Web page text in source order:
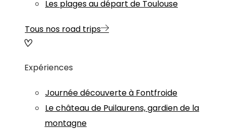
Les plages au départ de Toulouse
Tous nos road trips
Expériences
Journée découverte à Fontfroide
Le château de Puilaurens, gardien de la
montagne